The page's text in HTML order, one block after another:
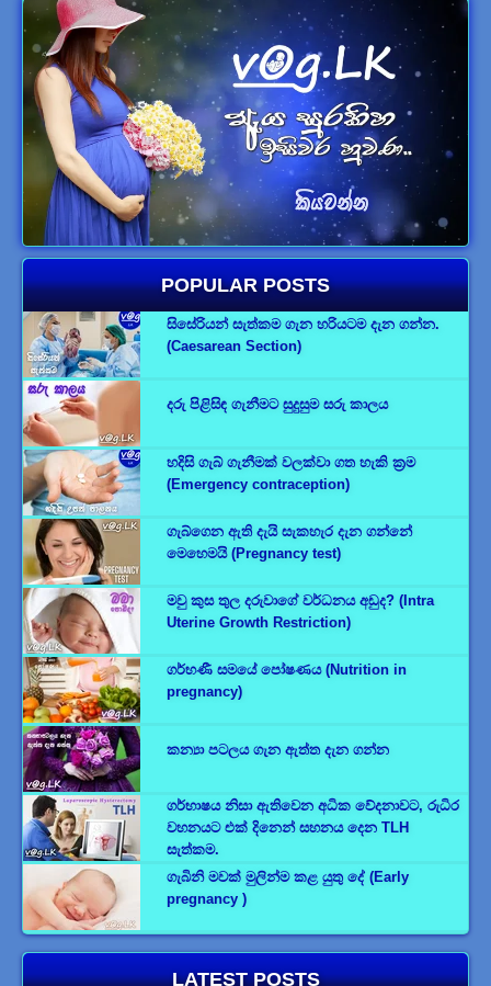
POPULAR POSTS
සිසේරියන් සැත්කම ගැන හරියටම දැන ගන්න.
(Caesarean Section)
දරු පිළිසිඳ ගැනීමට සුදුසුම සරු කාලය
හදිසි ගැබ් ගැනීමක් වලක්වා ගත හැකි ක්‍රම
(Emergency contraception)
ගැබ්ගෙන ඇති දැයි සැකහැර දැන ගන්නේ
මෙහෙමයි (Pregnancy test)
මවු කුස තුල දරුවාගේ වර්ධනය අඩුද? (Intra
Uterine Growth Restriction)
ගර්භණී සමයේ පෝෂණය (Nutrition in
pregnancy)
කන්‍යා පටලය ගැන ඇත්ත දැන ගන්න
ගර්භාෂය නිසා ඇතිවෙන අධික වේදනාවට, රුධිර
වහනයට එක් දිනෙන් සහනය දෙන TLH
සැත්කම.
ගැබිනි මවක් මුලින්ම කළ යුතු දේ (Early
pregnancy )
LATEST POSTS